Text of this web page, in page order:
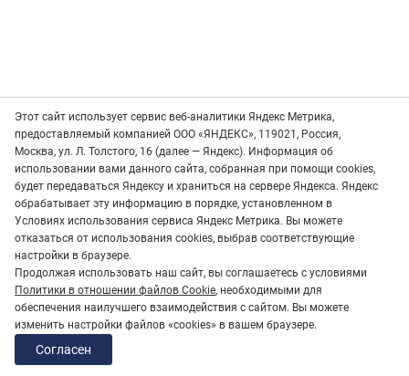
Этот сайт использует сервис веб-аналитики Яндекс Метрика,
предоставляемый компанией ООО «ЯНДЕКС», 119021, Россия,
Москва, ул. Л. Толстого, 16 (далее — Яндекс). Информация об
использовании вами данного сайта, собранная при помощи cookies,
будет передаваться Яндексу и храниться на сервере Яндекса. Яндекс
обрабатывает эту информацию в порядке, установленном в
Условиях использования сервиса Яндекс Метрика. Вы можете
отказаться от использования cookies, выбрав соответствующие
настройки в браузере.
Продолжая использовать наш сайт, вы соглашаетесь с условиями
Политики в отношении файлов Cookie, необходимыми для
обеспечения наилучшего взаимодействия с сайтом. Вы можете
изменить настройки файлов «cookies» в вашем браузере.
Согласен